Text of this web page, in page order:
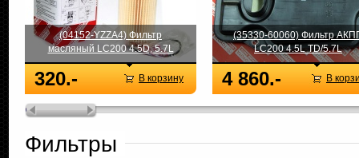
(04152-YZZA4) Фильтр
масляный LC200 4.5D, 5.7L
320.- В корзину
(35330-60060) Фильтр
LC200 4.5L TD/5.7L
4 860.- В
Фильтры